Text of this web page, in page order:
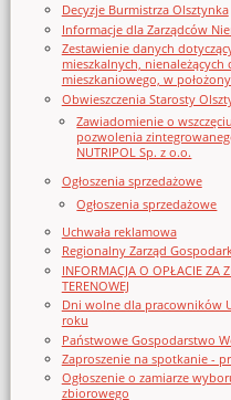
Decyzje Burmistrza Olsztynka
Informacje dla Zarządców
Zestawienie danych
mieszkalnych,
mieszkaniowego, w
Obwieszczenia Starosty
Zawiadomienie o
pozwolenia
NUTRIPOL Sp. z o.o.
Ogłoszenia sprzedażowe
Ogłoszenia sprzedażowe
Uchwała reklamowa
Regionalny Zarząd
INFORMACJA O OPŁACIE ZA
TERENOWEJ
Dni wolne dla pracowników
roku
Państwowe Gospodarstwo
Zaproszenie na spotkanie -
Ogłoszenie o zamiarze
zbiorowego